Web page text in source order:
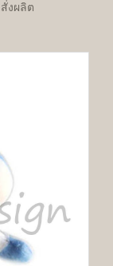
งผลิต